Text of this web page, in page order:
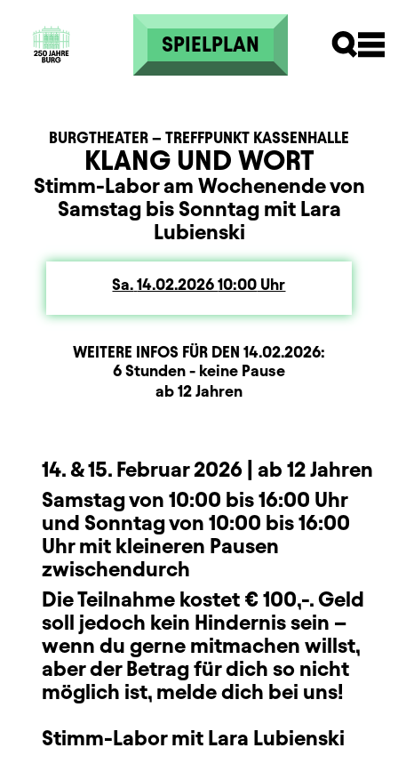
Direkt zum Inhalt
SPIELPLAN
KLANG UND WORT
BURGTHEATER – TREFFPUNKT KASSENHALLE
Stimm-Labor am Wochenende von
Samstag bis Sonntag mit Lara
Lubienski
Sa. Samstag
14.02.202610:00 Uhr
WEITERE INFOS FÜR DEN 14.02.2026:
BeschreibungInformation
Dauer und Pausen6 Stunden - keine Pause
ab 12 Jahren
14. & 15. Februar 2026 | ab 12 Jahren
Samstag von 10:00 bis 16:00 Uhr
und Sonntag von 10:00 bis 16:00
Uhrmit kleineren Pausen
zwischendurch
Die Teilnahme kostet € 100,-. Geld
soll jedoch kein Hindernis sein –
wenn du gerne mitmachen willst,
aber der Betrag für dich so nicht
möglich ist, melde dich bei uns!
Stimm-Labor mit Lara Lubienski